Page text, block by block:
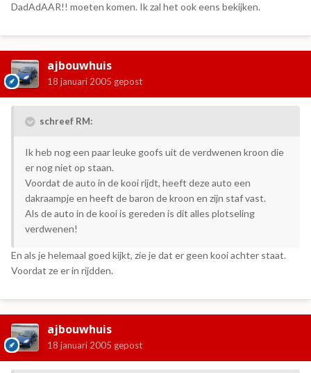
DadAdAAR!! moeten komen. Ik zal het ook eens bekijken.
ajbouwhuis
18 januari 2005 gepost
schreef RM:
Ik heb nog een paar leuke goofs uit de verdwenen kroon die
er nog niet op staan.
Voordat de auto in de kooi rijdt, heeft deze auto een
dakraampje en heeft de baron de kroon en zijn staf vast.
Als de auto in de kooi is gereden is dit alles plotseling
verdwenen!
En als je helemaal goed kijkt, zie je dat er geen kooi achter staat.
Voordat ze er in rijdden.
ajbouwhuis
18 januari 2005 gepost